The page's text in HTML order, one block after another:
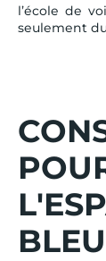
l’école de
seulement
BLEU